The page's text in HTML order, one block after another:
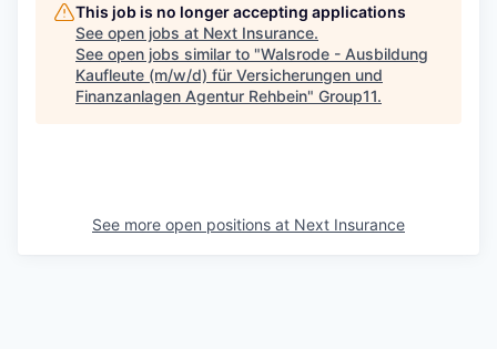
This job is no longer accepting applications
See open jobs at Next Insurance.
See open jobs similar to "Walsrode - Ausbildung
Kaufleute (m/w/d) für Versicherungen und
Finanzanlagen Agentur Rehbein" Group11.
See more open positions at Next Insurance